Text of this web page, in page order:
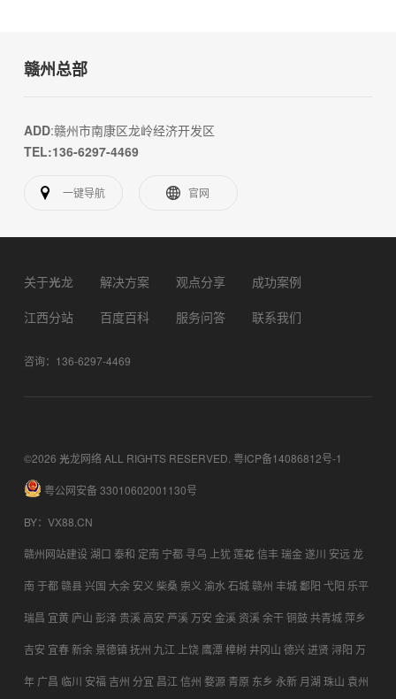
赣州总部
ADD:赣州市南康区龙岭经济开发区
TEL:136-6297-4469
一键导航 官网
关于光龙 解决方案 观点分享
成功案例
江西分站
百度百科 服务问答 联系我们
咨询：136-6297-4469
©2026 光龙网络 ALL RIGHTS RESERVED. 粤ICP备14086812号-1
粤公网安备 33010602001130号
BY： VX88.CN
赣州网站建设 湖口 泰和 定南 宁都 寻乌 上犹莲花 信丰瑞金遂川 安远 龙
南 于都赣县 兴国 大余 安义 柴桑 崇义 渝水石城赣州 丰城鄱阳 弋阳 乐平
瑞昌 宜黄 庐山 彭泽 贵溪 高安 芦溪 万安 金溪 资溪余干铜鼓共青城萍乡
吉安 宜春新余 景德镇抚州 九江上饶鹰潭 樟树 井冈山 德兴进贤 浔阳 万
年 广昌 临川 安福 吉州 分宜 昌江信州 婺源 青原 东乡 永新 月湖 珠山 袁州